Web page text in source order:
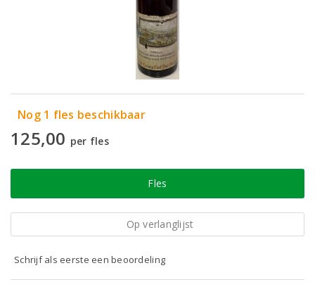
Nog 1 fles beschikbaar
125,00 per fles
Fles
Op verlanglijst
Schrijf als eerste een beoordeling